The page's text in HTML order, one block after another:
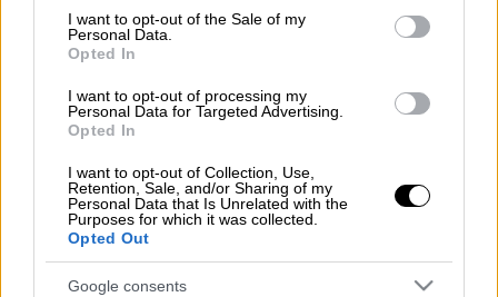
consent section.
I want to opt-out of the Sale of my
Personal Data.
Opted In
I want to opt-out of processing my
Personal Data for Targeted Advertising.
Opted In
I want to opt-out of Collection, Use,
Retention, Sale, and/or Sharing of my
Personal Data that Is Unrelated with the
Purposes for which it was collected.
Opted Out
Google consents
Αττικής, ότι το έργο του προαστιακού δεν
απεντάσσεται. Και η τροποποίηση που
αφορά στο Ταμείο Ανάκαμψης, μπορεί να
έχει να κάνει με αλλαγή χάραξης, με αλλαγή
πράγματα, φυσιολογικά σε κάθε δημόσιο
έργο. Όπως διευκρίνισε, στο συγκεκριμένο
έργο, έχουμε έξω από την Ελευσίνα, μία
αναγκαία αλλαγή χάραξης».